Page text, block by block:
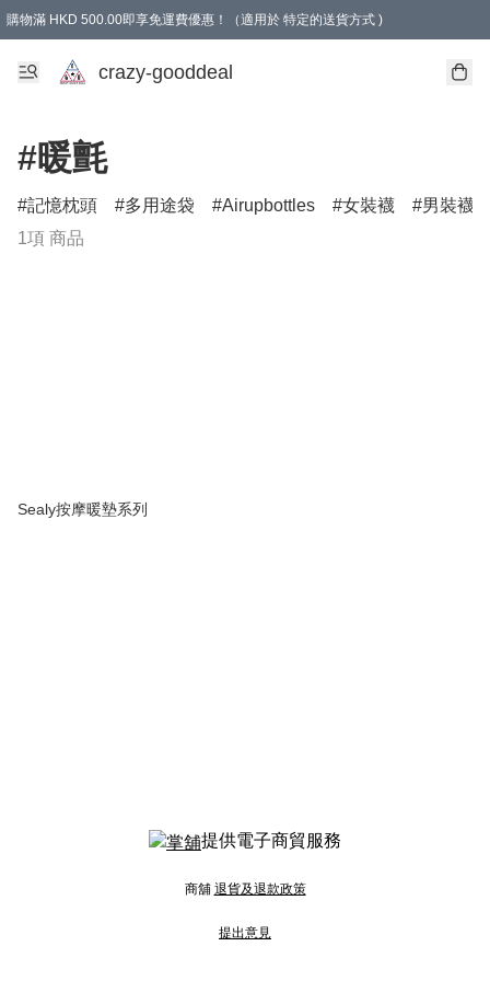
購物滿 HKD 500.00即享免運費優惠！（適用於 特定的送貨方式 )
成為會員可享免費禮品
crazy-gooddeal
#暖氈
記憶枕頭 多用途袋 Airupbottles 女裝襪
男裝襪
1項 商品
Sealy按摩暖墊系列
提供電子商貿服務
商舖 退貨及退款政策
提出意見